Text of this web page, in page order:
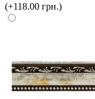
(+118.00 грн.)